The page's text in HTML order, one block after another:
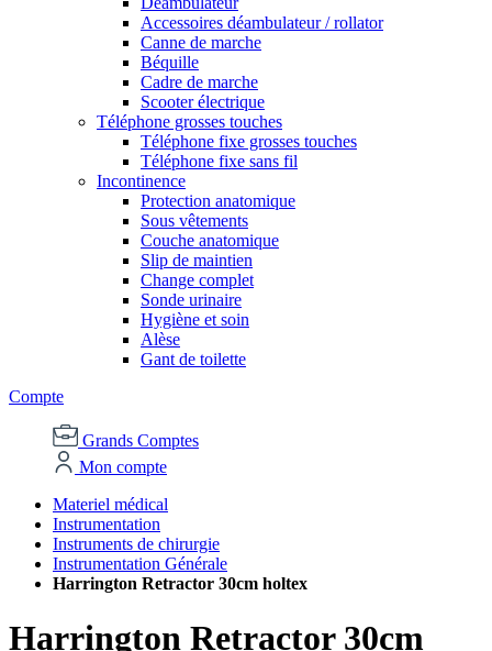
Accessoires déambulateur / rollator
Canne de marche
Béquille
Cadre de marche
Scooter électrique
Téléphone grosses touches
Téléphone fixe grosses touches
Téléphone fixe sans fil
Incontinence
Protection anatomique
Sous vêtements
Couche anatomique
Slip de maintien
Change complet
Sonde urinaire
Hygiène et soin
Alèse
Gant de toilette
Compte
Grands Comptes
Mon compte
Materiel médical
Instrumentation
Instruments de chirurgie
Instrumentation Générale
Harrington Retractor 30cm holtex
Harrington Retractor 30cm